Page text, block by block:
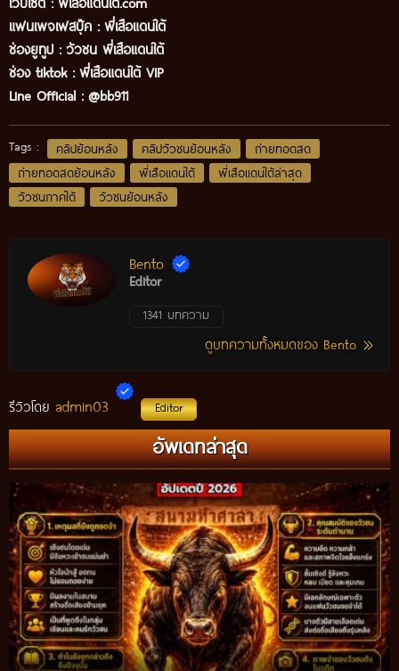
แฟนเพจเฟสบุ๊ค : พี่เสือแดนใต้
ช่องยูทูป : วัวชน พี่เสือแดนใต้
ช่อง tiktok : พี่เสือแดนใต้ VIP
Line Official : @bb911
Tags : คลิปย้อนหลัง คลิปวัวชนย้อนหลัง
ถ่ายทอดสด
ถ่ายทอดสดย้อนหลัง
พี่เสือแดนใต้
พี่เสือแดนใต้ล่าสุด
วัวชนภาคใต้
วัวชนย้อนหลัง
Bento
Editor
1341 บทความ
ดูบทความทั้งหมดของ Bento
รีวิวโดย admin03 Editor
อัพเดทล่าสุด